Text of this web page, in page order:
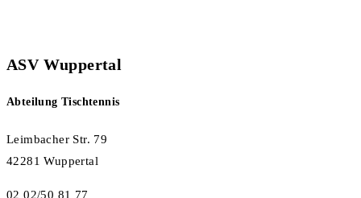
ASV Wuppertal
Abteilung Tischtennis
Leimbacher Str. 79
42281 Wuppertal
02 02/50 81 77